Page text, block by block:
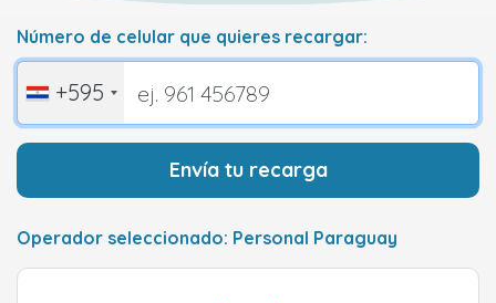
Número de celular que quieres recargar:
+595
Envía tu recarga
Operador seleccionado: Personal Paraguay